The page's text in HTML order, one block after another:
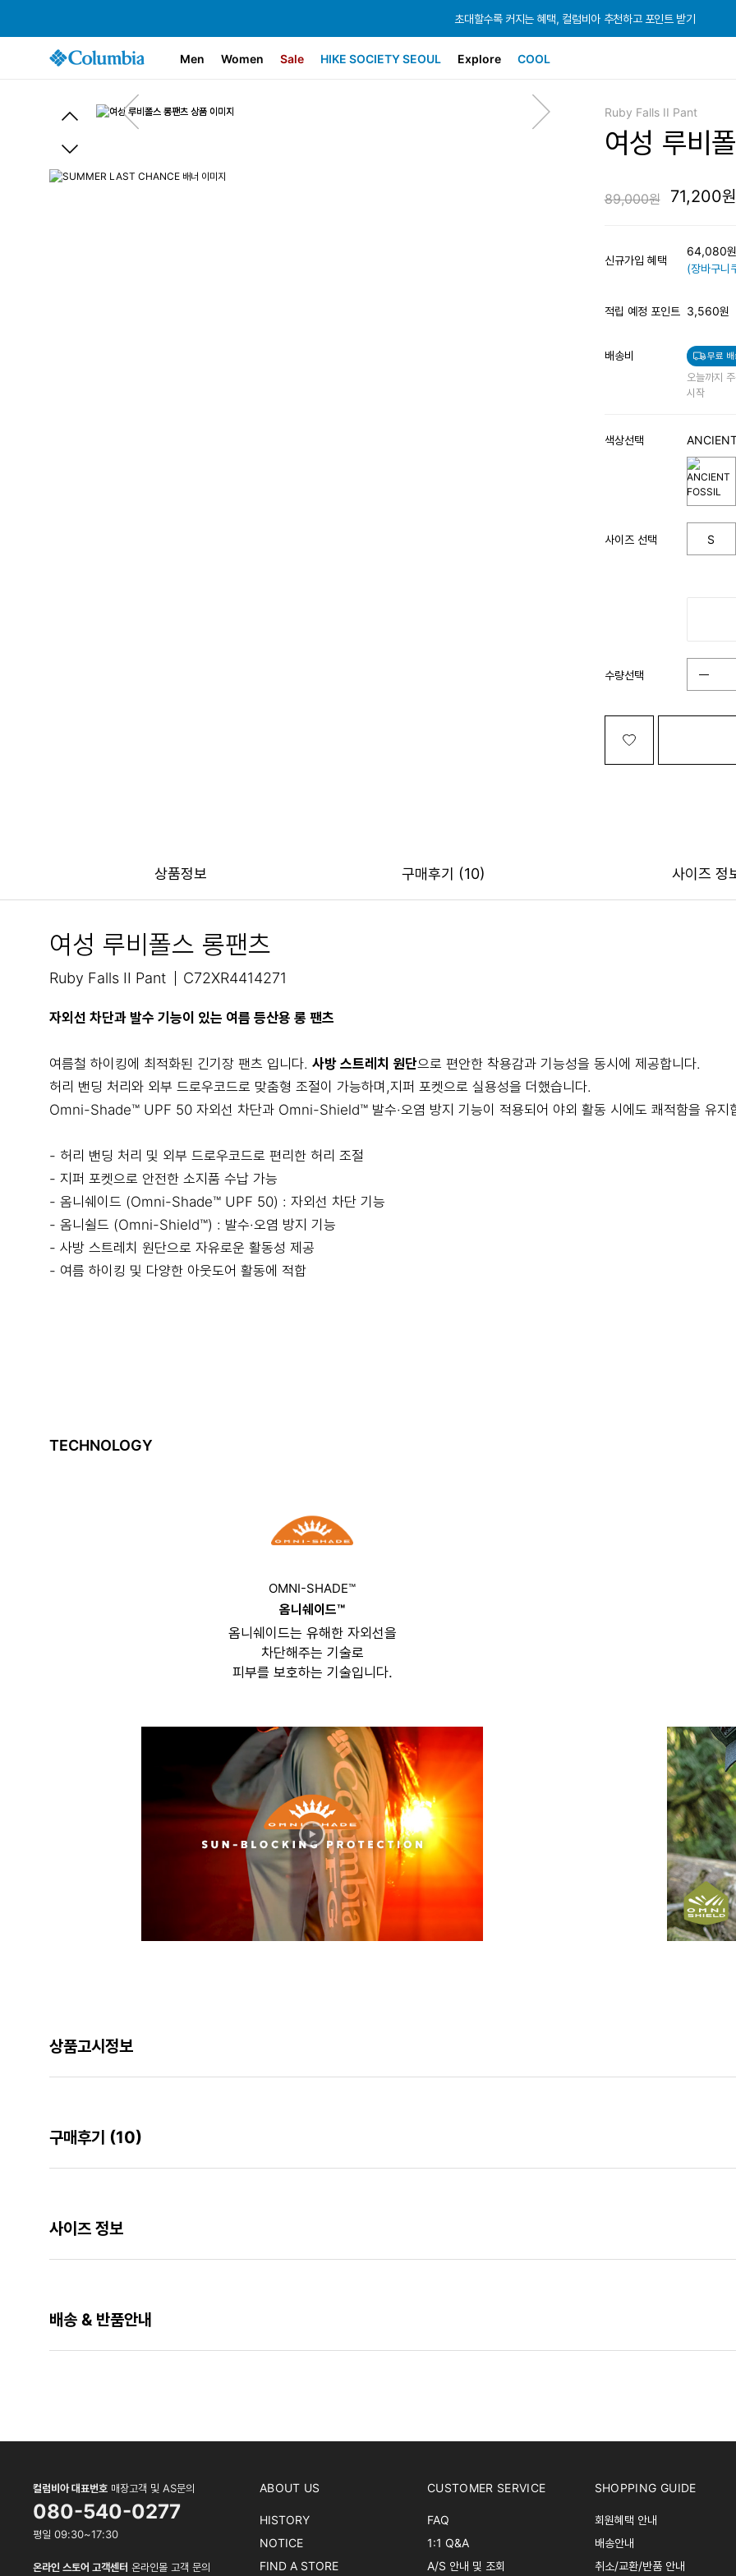
초대할수록 커지는 혜택, 컬럼비아 추천하고 포인트 받기
초대할수록 커지는 혜택, 컬럼비아 추천하고 포인트 받기
초대할수록 커지는 혜택, 컬럼비아 추천하고 포인트 받기
Men Women Sale HIKE SOCIETY SEOUL Explore COOL
Ruby Falls II Pant
여성 루비
89,000원 71,200원
신규가입 혜택
64,080
(장바구니
적립 예정 포인트 3,560원
배송비 무료 배
오늘까지
시작
색상선택
사이즈 선택 S
수량선택
상품정보 구매후기 (10) 사이즈 정
여성 루비폴스 롱팬츠
Ruby Falls II Pant C72XR4414271
자외선 차단과 발수 기능이 있는 여름 등산용 롱 팬츠
여름철 하이킹에 최적화된 긴기장 팬츠 입니다. 사방 스트레치 원단으로 편안한 착용감과 기능성을 동시에 제공합니다.
허리 밴딩 처리와 외부 드로우코드로 맞춤형 조절이 가능하며,지퍼 포켓으로 실용성을 더했습니다.
Omni-Shade™ UPF 50 자외선 차단과 Omni-Shield™ 발수·오염 방지 기능이 적용되어 야외 활동 시에도 쾌적함을 유지
- 허리 밴딩 처리 및 외부 드로우코드로 편리한 허리 조절
- 지퍼 포켓으로 안전한 소지품 수납 가능
- 옴니쉐이드 (Omni-Shade™ UPF 50) : 자외선 차단 기능
- 옴니쉴드 (Omni-Shield™) : 발수·오염 방지 기능
- 사방 스트레치 원단으로 자유로운 활동성 제공
- 여름 하이킹 및 다양한 아웃도어 활동에 적합
TECHNOLOGY
OMNI-SHADE™
옴니쉐이드™
옴니쉐이드는 유해한 자외선을
차단해주는 기술로
피부를 보호하는 기술입니다.
상품고시정보
구매후기 (10)
사이즈 정보
배송 & 반품안내
컬럼비아 대표번호 매장고객 및 AS문의
080-540-0277
평일 09:30~17:30
온라인 스토어 고객센터 온라인몰 고객 문의
ABOUT US
HISTORY
NOTICE
FIND A STORE
CUSTOMER SERVICE
FAQ
1:1 Q&A
A/S 안내 및 조회
SHOPPING GUIDE
회원혜택 안내
배송안내
취소/교환/반품 안내